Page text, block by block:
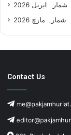
شمارہ اپریل 2026
شمارہ مارچ 2026
Contact Us